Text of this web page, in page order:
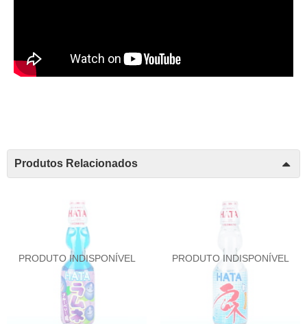
Produtos Relacionados